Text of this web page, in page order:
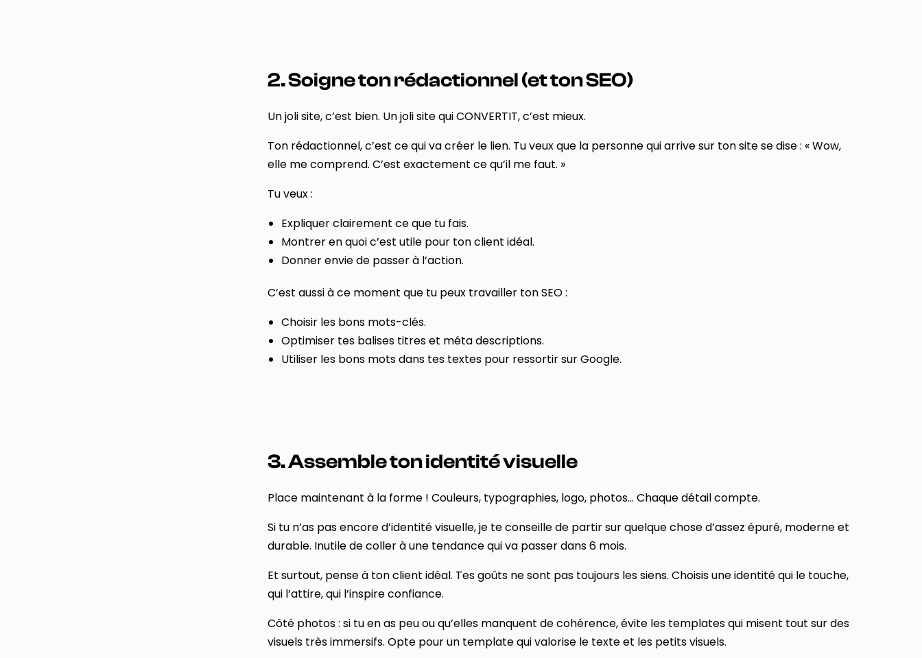
2. Soigne ton rédactionnel (et ton SEO)
Un joli site, c’est bien. Un joli site qui CONVERTIT, c’est mieux.
Ton rédactionnel, c’est ce qui va créer le lien. Tu veux que la personne qui arrive sur ton site se dise : « Wow,
elle me comprend. C’est exactement ce qu’il me faut. »
Tu veux :
Expliquer clairement ce que tu fais.
Montrer en quoi c’est utile pour ton client idéal.
Donner envie de passer à l’action.
C’est aussi à ce moment que tu peux travailler ton SEO :
Choisir les bons mots-clés.
Optimiser tes balises titres et méta descriptions.
Utiliser les bons mots dans tes textes pour ressortir sur Google.
3. Assemble ton identité visuelle
Place maintenant à la forme ! Couleurs, typographies, logo, photos… Chaque détail compte.
Si tu n’as pas encore d’identité visuelle, je te conseille de partir sur quelque chose d’assez épuré, moderne et
durable. Inutile de coller à une tendance qui va passer dans 6 mois.
Et surtout, pense à ton client idéal. Tes goûts ne sont pas toujours les siens. Choisis une identité qui le touche,
qui l’attire, qui l’inspire confiance.
Côté photos : si tu en as peu ou qu’elles manquent de cohérence, évite les templates qui misent tout sur des
visuels très immersifs. Opte pour un template qui valorise le texte et les petits visuels.